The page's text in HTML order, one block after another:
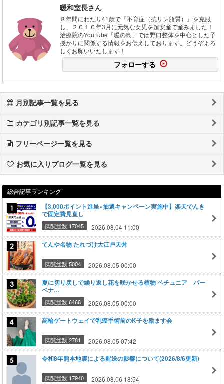
暖和室長さん
８年間にわたり41歳で『不育症（抗リン脂質）』を克服
し、２０１０年3月に元気な女児を超安産で産みました！
治療院のYouTube「暖の島」では野口整体を中心とした子
授かりに関係する情報をお伝えしております。どうぞよろ
しくお願いいたします！
フォローする
月別記事一覧を見る
カテゴリ別記事一覧を見る
フリーページ一覧を見る
お気に入りブログ一覧を見る
総合記事ランキング
【3,000ポイント進呈×抽選キャンペーン実施中】楽天でんき
で固定費見直し
閲覧総数 17045 2026.08.04 11:00
てんや名物 たれづけ大江戸天丼
閲覧総数 5004 2026.08.05 00:00
夏に切り戻しで繰り返し花を咲かせる植物 ペチュニア バー
ベナ…
閲覧総数 6468 2026.08.05 00:00
高輪ゲートウェイで乳癌手術前のK子を励ます会
閲覧総数 2781 2026.08.05 07:42
令和8年熊本地震による配送の影響について(2026/8/6更新)
閲覧総数 17940 2026.08.06 18:54